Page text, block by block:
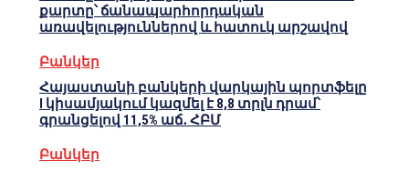
քարտը՝ ճանապարհորդական
առավելություններով և հատուկ արշավով
Բանկեր
Հայաստանի բանկերի վարկային պորտֆելը
I կիսամյակում կազմել է 8,8 տրլն դրամ՝
գրանցելով 11,5% աճ․ ՀԲՄ
Բանկեր